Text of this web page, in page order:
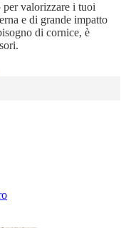
per valorizzare i tuoi
e di grande impatto
di cornice, è